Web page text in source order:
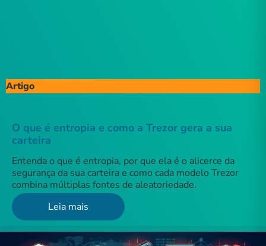
Artigo
O que é entropia e como a Trezor gera a sua
carteira
Entenda o que é entropia, por que ela é o alicerce da
segurança da sua carteira e como cada modelo Trezor
combina múltiplas fontes de aleatoriedade.
Leia mais